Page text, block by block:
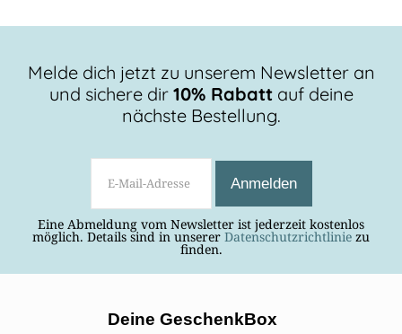
Melde dich jetzt zu unserem Newsletter an
und sichere dir 10% Rabattauf deine
nächste Bestellung.
Eine Abmeldung vom Newsletter ist jederzeit kostenlos
möglich. Details sind in unserer Datenschutzrichtlinie zu
finden.
Deine GeschenkBox